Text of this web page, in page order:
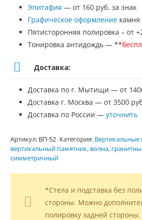
Эпитафия — от 160 руб. за знак
Графическое оформление камня
Пятисторонняя полировка – от
Тонировка антидождь — **
Доставка:
Доставка по г. Мытищи — от
Доставка г. Москва — от 3500
Доставка по России — уточнить
Артикул: ВП-52 Категория: Вертикальные
вертикальный памятник, волна,
симметричный
*Стела и подставка без
стороны. Можно
полировку задней стороны.